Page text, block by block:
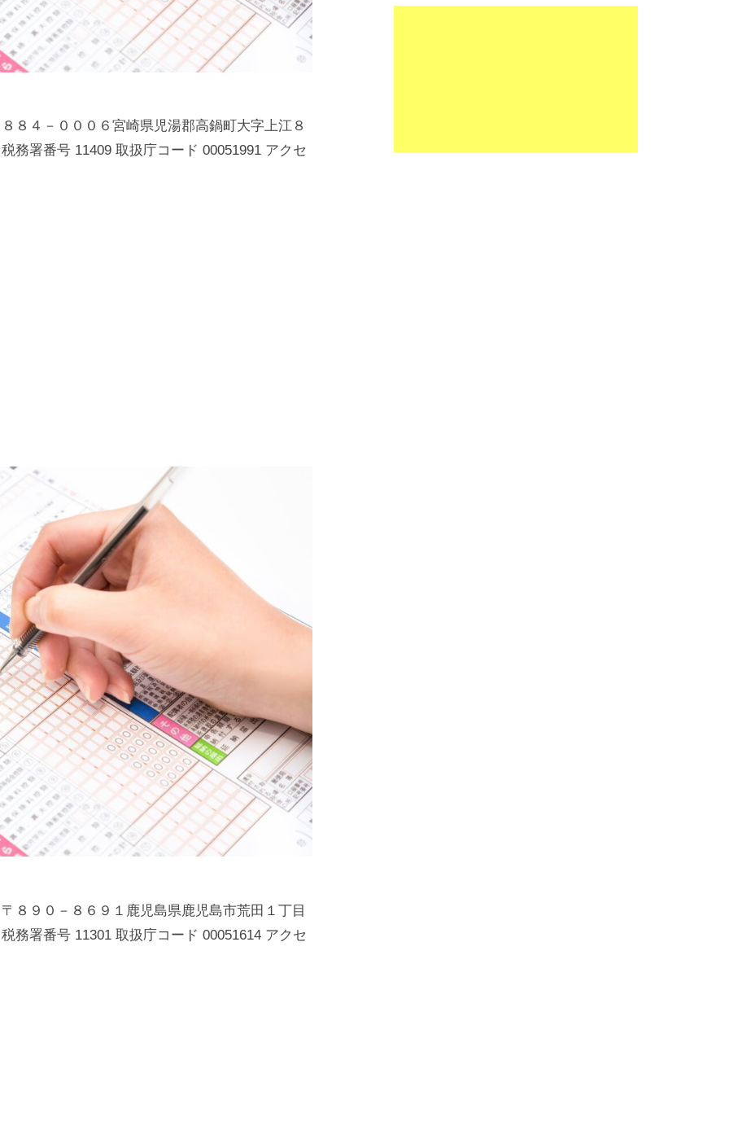
８４－０００６宮崎県児湯郡高鍋町大字上江８
務署番号 11409 取扱庁コード 00051991 アクセ
８９０－８６９１鹿児島県鹿児島市荒田１丁目
務署番号 11301 取扱庁コード 00051614 アクセ